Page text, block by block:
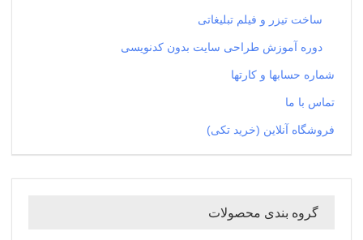
ساخت تیزر و فیلم تبلیغاتی
دوره آموزش طراحی سایت بدون کدنویسی
شماره حسابها و کارتها
تماس با ما
فروشگاه آنلاین (خرید تکی)
گروه بندی محصولات